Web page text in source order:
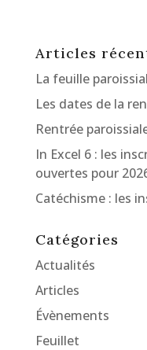
Articles
La feuille
Les dates de la
Rentrée
In Excel 6 : les
ouvertes pour
Catéchisme : les
Catégories
Actualités
Articles
Évènements
Feuillet